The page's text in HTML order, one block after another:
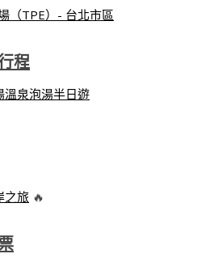
（TPE）- 台北市區
程
溫泉泡湯半日遊
之旅 🔥